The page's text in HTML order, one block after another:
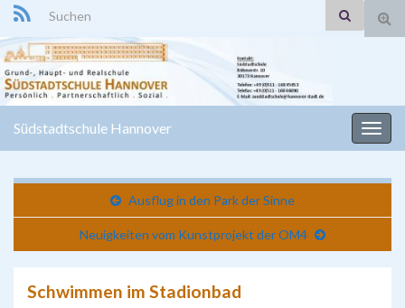
Search for:
Südstadtschule Hannover
Ausflug in den Park der Sinne
Neuigkeiten vom Kunstprojekt der OM4
Schwimmen im Stadionbad